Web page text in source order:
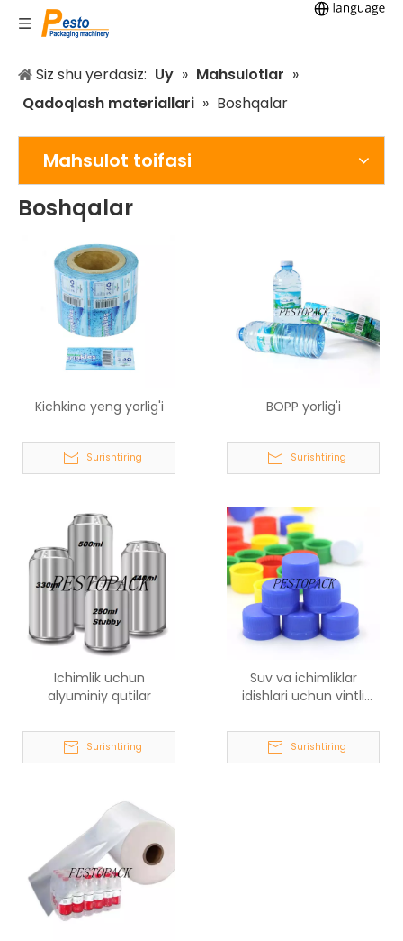
Siz shu yerdasiz: Uy » Mahsulotlar »
Qadoqlash materiallari » Boshqalar
Mahsulot toifasi
Boshqalar
Kichkina yeng yorlig'i
Surishtiring
BOPP yorlig'i
Surishtiring
Ichimlik uchun
alyuminiy qutilar
Surishtiring
Suv va ichimliklar
idishlari uchun vintli
Surishtiring